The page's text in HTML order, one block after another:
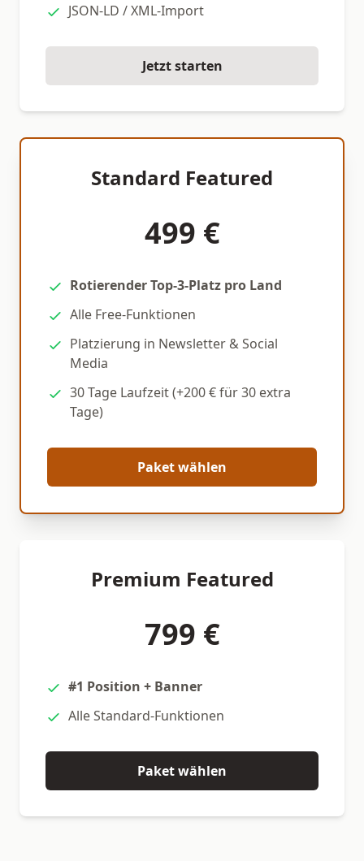
JSON-LD / XML-Import
Jetzt starten
Standard Featured
499 €
Rotierender Top-3-Platz pro Land
Alle Free-Funktionen
Platzierung in Newsletter & Social
Media
30 Tage Laufzeit (+200 € für 30 extra
Tage)
Paket wählen
Premium Featured
799 €
#1 Position + Banner
Alle Standard-Funktionen
Paket wählen